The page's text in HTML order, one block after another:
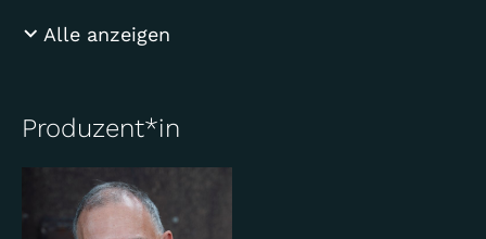
Alle anzeigen
Produzent*in